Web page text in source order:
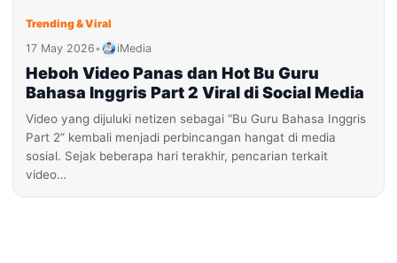
Trending & Viral
17 May 2026• iMedia
Heboh Video Panas dan Hot Bu Guru
Bahasa Inggris Part 2 Viral di Social Media
Video yang dijuluki netizen sebagai “Bu Guru Bahasa Inggris
Part 2” kembali menjadi perbincangan hangat di media
sosial. Sejak beberapa hari terakhir, pencarian terkait
video…